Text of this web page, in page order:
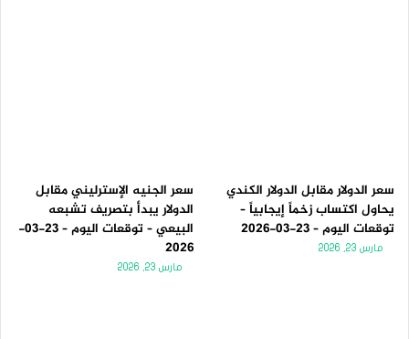
سعر الدولار مقابل الدولار الكندي
يحاول اكتساب زخماً إيجابياً –
توقعات اليوم – 23-03-2026
مارس 23, 2026
سعر الجنيه الإسترليني مقابل
الدولار يبدأ بتصريف تشبعه
البيعي – توقعات اليوم – 23-03-
2026
مارس 23, 2026